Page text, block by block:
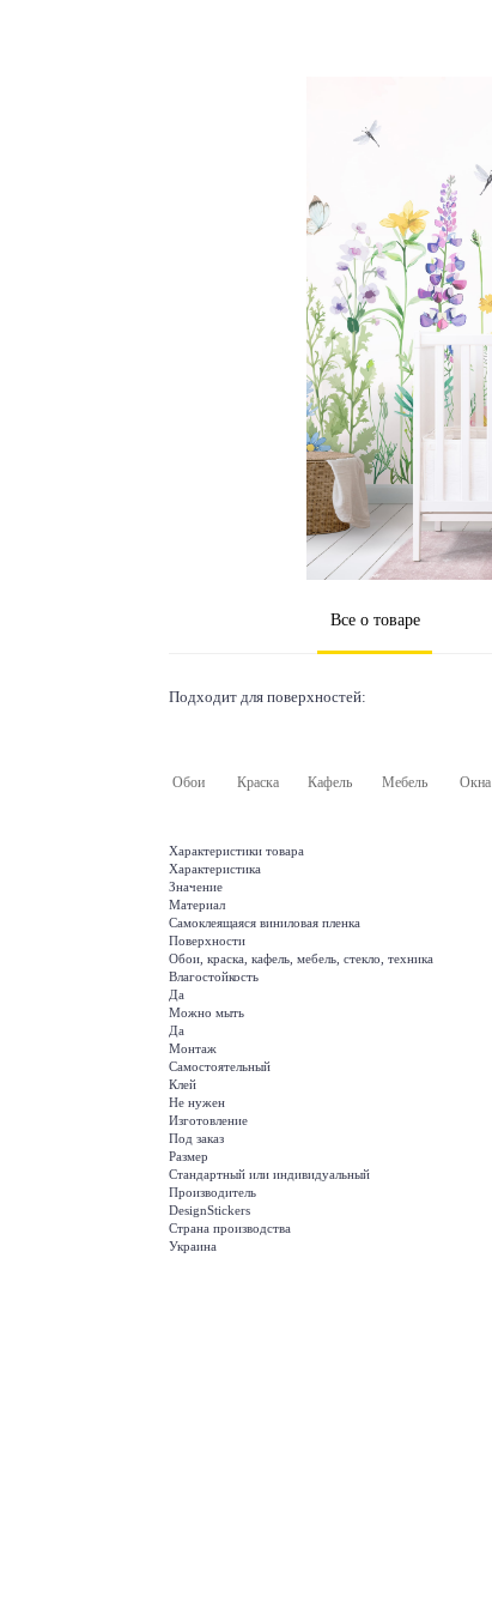
Все о товаре
Подходит для поверхностей:
Обои Краска Кафель Мебель Окна
Характеристики товара
Характеристика
Значение
Материал
Самоклеящаяся виниловая пленка
Поверхности
Обои, краска, кафель, мебель, стекло, техника
Влагостойкость
Да
Можно мыть
Да
Монтаж
Самостоятельный
Клей
Не нужен
Изготовление
Под заказ
Размер
Стандартный или индивидуальный
Производитель
DesignStickers
Страна производства
Украина